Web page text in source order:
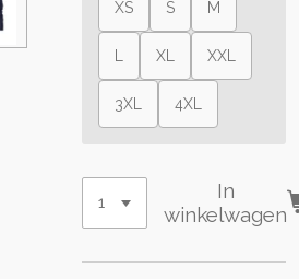
XS S M
L XL XXL
3XL 4XL
In
winkelwagen